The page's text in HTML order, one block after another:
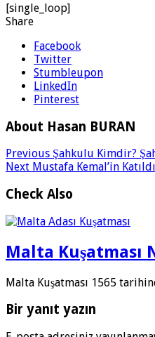
[single_loop]
Share
Facebook
Twitter
Stumbleupon
LinkedIn
Pinterest
About Hasan BURAN
Previous Şahkulu Kimdir?
Next Mustafa Kemal’in
Check Also
Malta Kuşatması
Malta Kuşatması 1565
Bir yanıt yazın